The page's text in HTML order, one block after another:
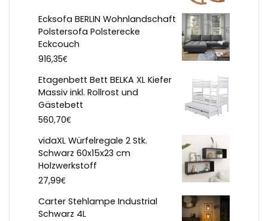
Ecksofa BERLIN Wohnlandschaft
Polstersofa Polsterecke
Eckcouch
916,35€
Etagenbett Bett BELKA XL Kiefer
Massiv inkl. Rollrost und
Gästebett
560,70€
vidaXL Würfelregale 2 Stk.
Schwarz 60x15x23 cm
Holzwerkstoff
27,99€
Carter Stehlampe Industrial
Schwarz 4L